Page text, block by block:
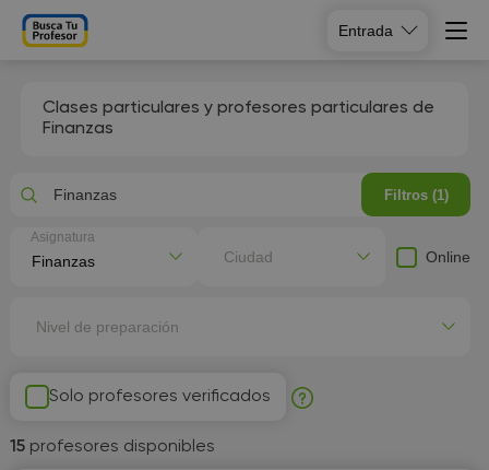
Entrada
Clases particulares y profesores particulares de
Finanzas
Solo profesores verificados
15 profesores disponibles
Finanzas Filtros (1)
Asignatura
Ciudad Online
Nivel de preparación